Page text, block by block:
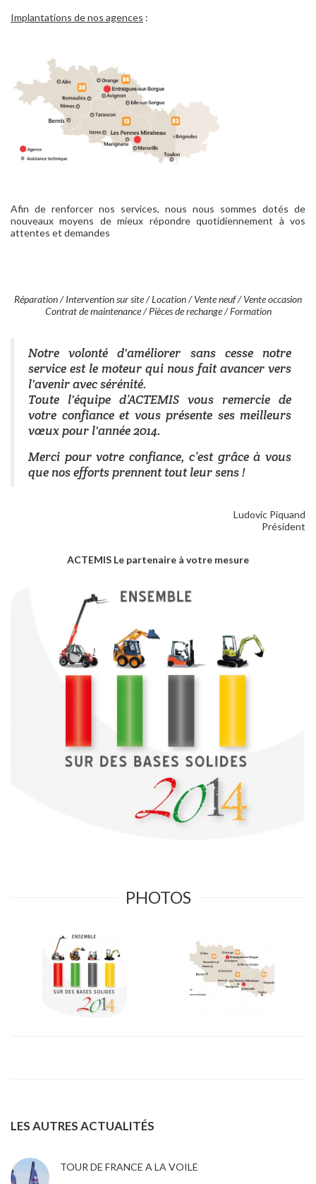
Implantations de nos agences :
Afin de renforcer nos services, nous nous sommes dotés de
nouveaux moyens de mieux répondre quotidiennement à vos
attentes et demandes
Réparation / Intervention sur site / Location / Vente neuf / Vente occasion
Contrat de maintenance / Pièces de rechange / Formation
Notre volonté d'améliorer sans cesse notre
service est le moteur qui nous fait avancer vers
l'avenir avec sérénité.
Toute l'équipe d’ACTEMIS vous remercie de
votre confiance et vous présente ses meilleurs
vœux pour l'année 2014.
Merci pour votre confiance, c’est grâce à vous
que nos efforts prennent tout leur sens !
Ludovic Piquand
Président
ACTEMIS Le partenaire à votre mesure
PHOTOS
LES AUTRES ACTUALITÉS
TOUR DE FRANCE A LA VOILE